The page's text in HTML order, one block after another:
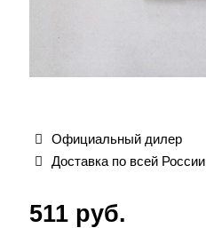
Официальный дилер
Доставка по всей России
511 руб.